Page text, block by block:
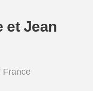
et Jean
France